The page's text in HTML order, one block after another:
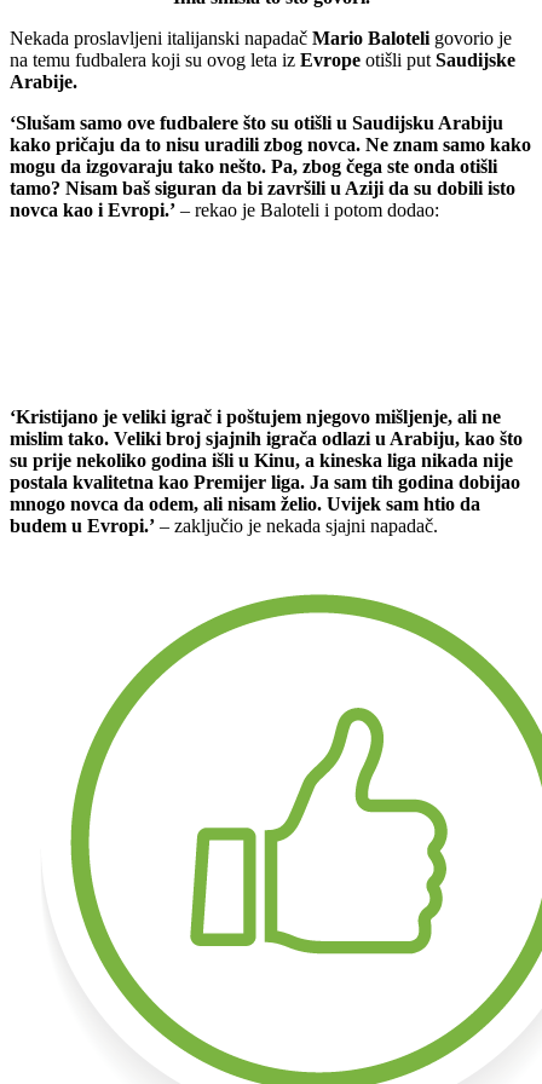
Nekada proslavljeni italijanski napadač Mario Baloteli govorio je
na temu fudbalera koji su ovog leta iz Evrope otišli put Saudijske
Arabije.
‘Slušam samo ove fudbalere što su otišli u Saudijsku Arabiju
kako pričaju da to nisu uradili zbog novca. Ne znam samo kako
mogu da izgovaraju tako nešto. Pa, zbog čega ste onda otišli
tamo? Nisam baš siguran da bi završili u Aziji da su dobili isto
novca kao i Evropi.’ – rekao je Baloteli i potom dodao:
‘Kristijano je veliki igrač i poštujem njegovo mišljenje, ali ne
mislim tako. Veliki broj sjajnih igrača odlazi u Arabiju, kao što
su prije nekoliko godina išli u Kinu, a kineska liga nikada nije
postala kvalitetna kao Premijer liga. Ja sam tih godina dobijao
mnogo novca da odem, ali nisam želio. Uvijek sam htio da
budem u Evropi.’ – zaključio je nekada sjajni napadač.